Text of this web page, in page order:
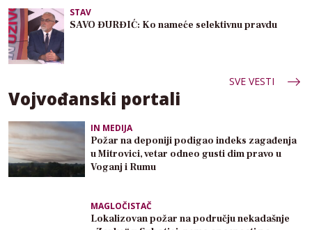
STAV
SAVO ĐURĐIĆ: Ko nameće selektivnu pravdu
SVE VESTI
Vojvođanski portali
IN MEDIJA
Požar na deponiji podigao indeks zagađenja
u Mitrovici, vetar odneo gusti dim pravo u
Voganj i Rumu
MAGLOČISTAČ
Lokalizovan požar na području nekadašnje